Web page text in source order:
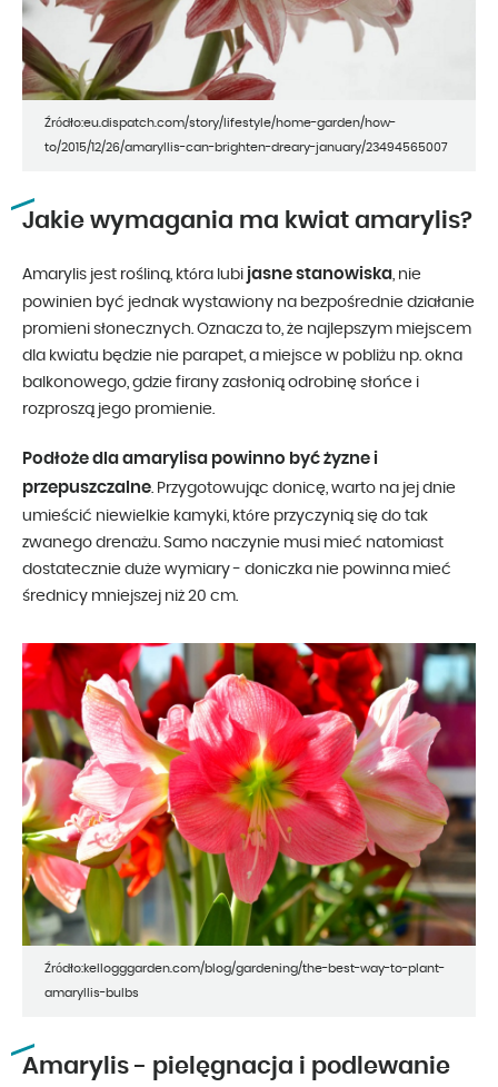
Źródło:eu.dispatch.com/story/lifestyle/home-garden/how-
to/2015/12/26/amaryllis-can-brighten-dreary-january/23494565007
Jakie wymagania ma kwiat amarylis?
Amarylis jest rośliną, która lubi jasne stanowiska , nie
powinien być jednak wystawiony na bezpośrednie działanie
promieni słonecznych. Oznacza to, że najlepszym miejscem
dla kwiatu będzie nie parapet, a miejsce w pobliżu np. okna
balkonowego, gdzie firany zasłonią odrobinę słońce i
rozproszą jego promienie.
Podłoże dla amarylisa powinno być żyzne i
przepuszczalne . Przygotowując donicę, warto na jej dnie
umieścić niewielkie kamyki, które przyczynią się do tak
zwanego drenażu. Samo naczynie musi mieć natomiast
dostatecznie duże wymiary - doniczka nie powinna mieć
średnicy mniejszej niż 20 cm.
Źródło:kellogggarden.com/blog/gardening/the-best-way-to-plant-
amaryllis-bulbs
Amarylis - pielęgnacja i podlewanie